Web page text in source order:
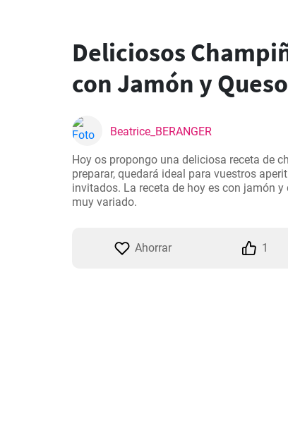
Deliciosos
con Jamón y
Beatrice_BERANGER
Hoy os propongo una deliciosa receta de
preparar, quedará ideal para vuestros
invitados. La receta de hoy es con jamón y
muy variado.
Ahorrar 1